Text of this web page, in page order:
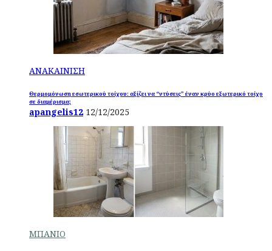
ΑΝΑΚΑΙΝΙΣΗ
Θερμομόνωση εσωτερικού τοίχου: αξίζει να “ντύσεις” έναν κρύο εξωτερικό τοίχο
σε διαμέρισμα;
apangelis12 12/12/2025
ΜΠΑΝΙΟ